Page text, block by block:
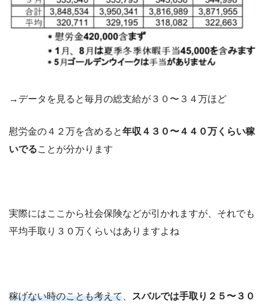
→データを見ると毎月の総支給が３０〜３４万ほど
慰労金の４２万を含めると年収４３０〜４４０万くらい稼
いでることが分かります
実際にはここから社会保険などが引かれますが、それでも
平均手取り３０万くらいはありますよね
稼げない時のことも考えて
スバルでは手取り２５〜３０